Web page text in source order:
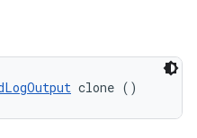
clone ()